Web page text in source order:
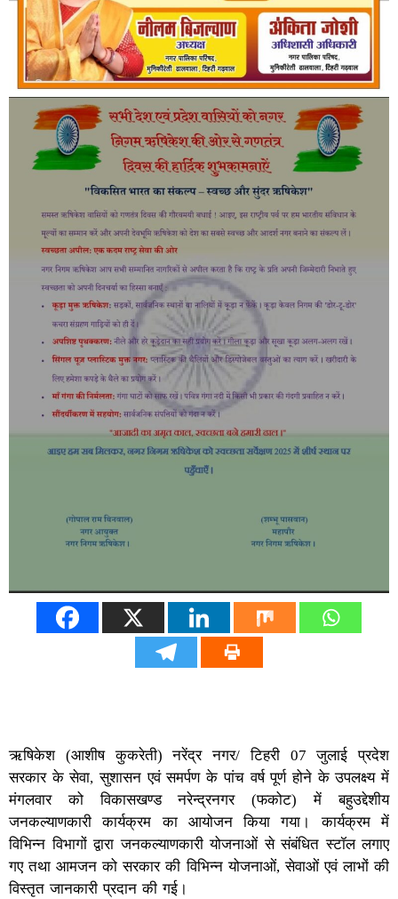
ऋषिकेश (आशीष कुकरेती) नरेंद्र नगर/ टिहरी 07 जुलाई प्रदेश
सरकार के सेवा, सुशासन एवं समर्पण के पांच वर्ष पूर्ण होने के उपलक्ष्य में
मंगलवार को विकासखण्ड नरेन्द्रनगर (फकोट) में बहुउद्देशीय
जनकल्याणकारी कार्यक्रम का आयोजन किया गया। कार्यक्रम में
विभिन्न विभागों द्वारा जनकल्याणकारी योजनाओं से संबंधित स्टॉल लगाए
गए तथा आमजन को सरकार की विभिन्न योजनाओं, सेवाओं एवं लाभों की
विस्तृत जानकारी प्रदान की गई।